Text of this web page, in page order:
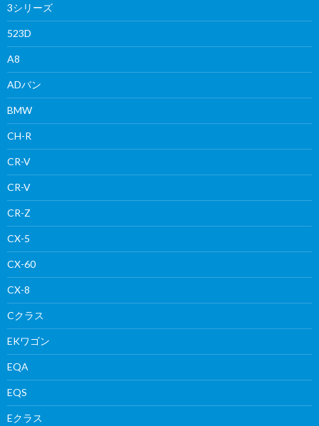
3シリーズ
523D
A8
ADバン
BMW
CH-R
CR-V
CR-V
CR-Z
CX-5
CX-60
CX-8
Cクラス
EKワゴン
EQA
EQS
Eクラス